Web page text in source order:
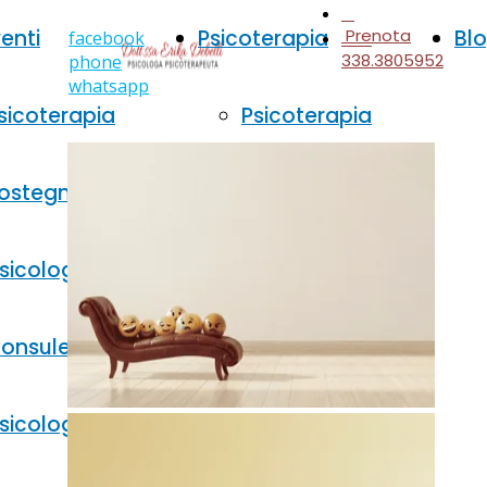
Psicoterapia
Psicoterapia
bambini
facebook
phone
whatsapp
338.3805952
Prenota